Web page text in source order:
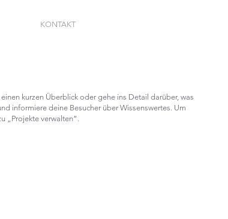
KONTAKT
kurzen Überblick oder gehe ins Detail darüber, was
informiere deine Besucher über Wissenswertes. Um
„Projekte verwalten“.